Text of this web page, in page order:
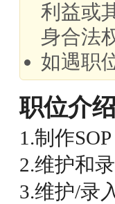
利益或
身合法
如遇职
职位介绍
1.制作
2.维护和
3.维护/录